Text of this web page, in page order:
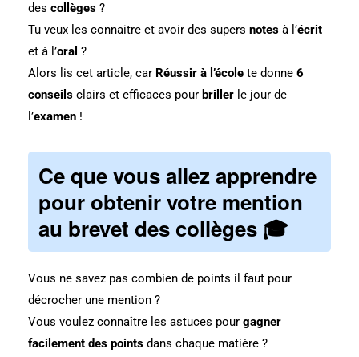
des collèges ?
Tu veux les connaitre et avoir des supers notes à l’écrit
et à l’oral ?
Alors lis cet article, car Réussir à l’école te donne 6
conseils clairs et efficaces pour briller le jour de
l’examen !
Ce que vous allez apprendre
pour obtenir votre mention
au brevet des collèges 🎓
Vous ne savez pas combien de points il faut pour
décrocher une mention ?
Vous voulez connaître les astuces pour gagner
facilement des points dans chaque matière ?